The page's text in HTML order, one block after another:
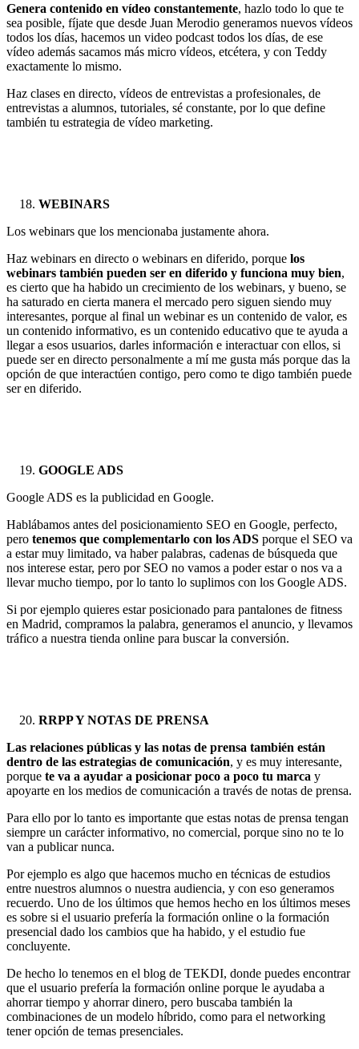
Genera contenido en vídeo constantemente, hazlo todo lo que te
sea posible, fíjate que desde Juan Merodio generamos nuevos vídeos
todos los días, hacemos un video podcast todos los días, de ese
vídeo además sacamos más micro vídeos, etcétera, y con Teddy
exactamente lo mismo.
Haz clases en directo, vídeos de entrevistas a profesionales, de
entrevistas a alumnos, tutoriales, sé constante, por lo que define
también tu estrategia de vídeo marketing.
WEBINARS
Los webinars que los mencionaba justamente ahora.
Haz webinars en directo o webinars en diferido, porque los
webinars también pueden ser en diferido y funciona muy bien,
es cierto que ha habido un crecimiento de los webinars, y bueno, se
ha saturado en cierta manera el mercado pero siguen siendo muy
interesantes, porque al final un webinar es un contenido de valor, es
un contenido informativo, es un contenido educativo que te ayuda a
llegar a esos usuarios, darles información e interactuar con ellos, si
puede ser en directo personalmente a mí me gusta más porque das la
opción de que interactúen contigo, pero como te digo también puede
ser en diferido.
GOOGLE ADS
Google ADS es la publicidad en Google.
Hablábamos antes del posicionamiento SEO en Google, perfecto,
pero tenemos que complementarlo con los ADS porque el SEO va
a estar muy limitado, va haber palabras, cadenas de búsqueda que
nos interese estar, pero por SEO no vamos a poder estar o nos va a
llevar mucho tiempo, por lo tanto lo suplimos con los Google ADS.
Si por ejemplo quieres estar posicionado para pantalones de fitness
en Madrid, compramos la palabra, generamos el anuncio, y llevamos
tráfico a nuestra tienda online para buscar la conversión.
RRPP Y NOTAS DE PRENSA
Las relaciones públicas y las notas de prensa también están
dentro de las estrategias de comunicación, y es muy interesante,
porque te va a ayudar a posicionar poco a poco tu marca y
apoyarte en los medios de comunicación a través de notas de prensa.
Para ello por lo tanto es importante que estas notas de prensa tengan
siempre un carácter informativo, no comercial, porque sino no te lo
van a publicar nunca.
Por ejemplo es algo que hacemos mucho en técnicas de estudios
entre nuestros alumnos o nuestra audiencia, y con eso generamos
recuerdo. Uno de los últimos que hemos hecho en los últimos meses
es sobre si el usuario prefería la formación online o la formación
presencial dado los cambios que ha habido, y el estudio fue
concluyente.
De hecho lo tenemos en el blog de TEKDI, donde puedes encontrar
que el usuario prefería la formación online porque le ayudaba a
ahorrar tiempo y ahorrar dinero, pero buscaba también la
combinaciones de un modelo híbrido, como para el networking
tener opción de temas presenciales.